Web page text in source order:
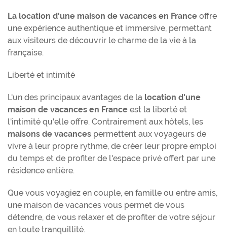
La location d'une maison de vacances en France offre
une expérience authentique et immersive, permettant
aux visiteurs de découvrir le charme de la vie à la
française.
Liberté et intimité
L'un des principaux avantages de la location d'une
maison de vacances en France est la liberté et
l'intimité qu'elle offre. Contrairement aux hôtels, les
maisons de vacances permettent aux voyageurs de
vivre à leur propre rythme, de créer leur propre emploi
du temps et de profiter de l'espace privé offert par une
résidence entière.
Que vous voyagiez en couple, en famille ou entre amis,
une maison de vacances vous permet de vous
détendre, de vous relaxer et de profiter de votre séjour
en toute tranquillité.